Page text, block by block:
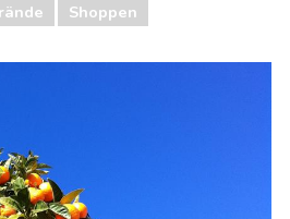
Shoppen